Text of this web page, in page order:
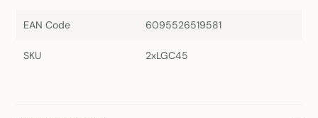
EAN Code 6095526519581
SKU 2xLGC45